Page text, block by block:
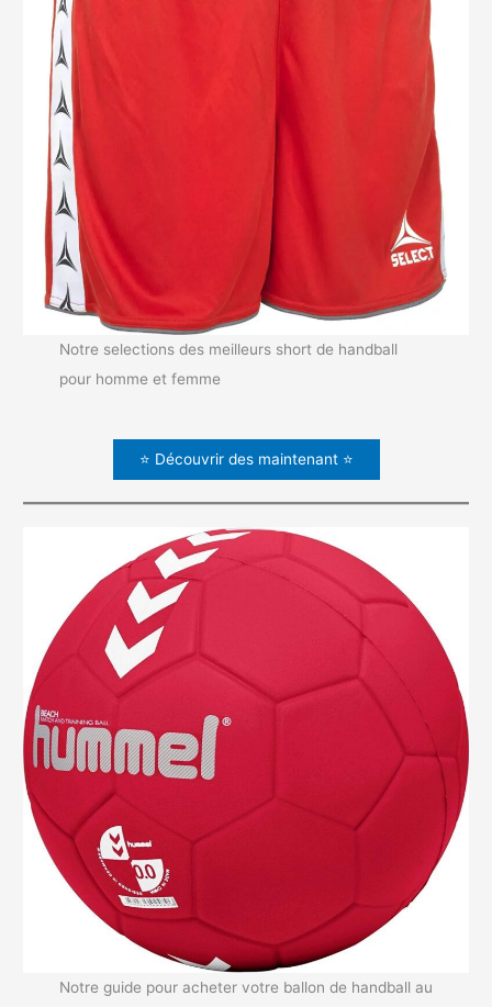
Notre selections des meilleurs short de handball
pour homme et femme
⭐ Découvrir des maintenant ⭐
Notre guide pour acheter votre ballon de handball au